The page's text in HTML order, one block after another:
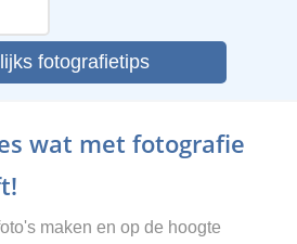
fotografietips
wat met fotografie
maken en op de hoogte